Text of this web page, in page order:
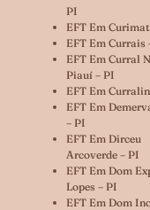
PI
EFT Em
EFT Em Currais
EFT Em Curral
Piauí – PI
EFT Em
EFT Em
– PI
EFT Em Dirceu
Arcoverde – PI
EFT Em Dom
Lopes – PI
EFT Em Dom